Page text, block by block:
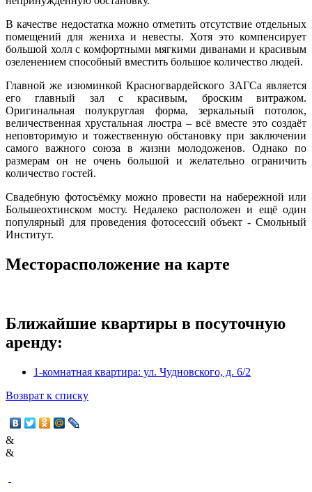
В качестве недостатка можно отметить отсутствие отдельных
помещений для жениха и невесты. Хотя это компенсирует
большой холл с комфортными мягкими диванами и красивым
озеленением способный вместить большое количество людей.
Главной же изюминкой Красногвардейского ЗАГСа является
его главный зал с красивым, броским витражом.
Оригинальная полукруглая форма, зеркальный потолок,
величественная хрустальная люстра – всё вместе это создаёт
неповторимую и тожественную обстановку при заключении
самого важного союза в жизни молодоженов. Однако по
размерам он не очень большой и желательно ограничить
количество гостей.
Свадебную фотосъёмку можно провести на набережной или
Большеохтинском мосту. Недалеко расположен и ещё один
популярный для проведения фотосессий объект - Смольный
Институт.
Месторасположение на карте
Ближайшие квартиры в посуточную
аренду:
1-комнатная квартира: ул. Чудновского, д. 6/2
Возврат к списку
&
&